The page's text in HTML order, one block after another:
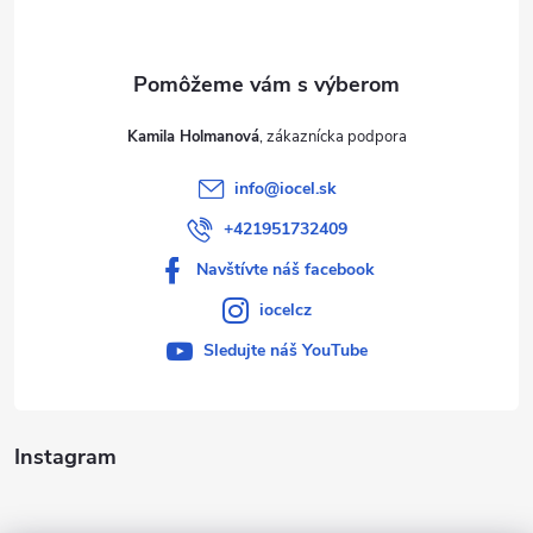
Instagram
Kamila Holmanová
info@iocel.sk
+421951732409
Navštívte náš facebook
iocelcz
Sledujte náš YouTube